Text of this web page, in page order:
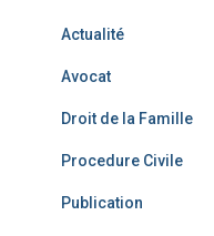
Actualité
Avocat
Droit de la Famille
Procedure Civile
Publication